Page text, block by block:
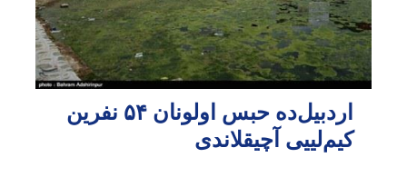
اردبیل‌ده حبس اولونان ۵۴ نفرین
کیم‌لییی آچیقلاندی